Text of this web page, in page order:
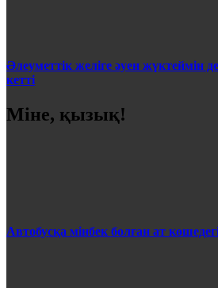
Әлеуметтік желіге әуен жүктеймін
кетті
Міне, қызық!
Автобусқа мінбек болған ат